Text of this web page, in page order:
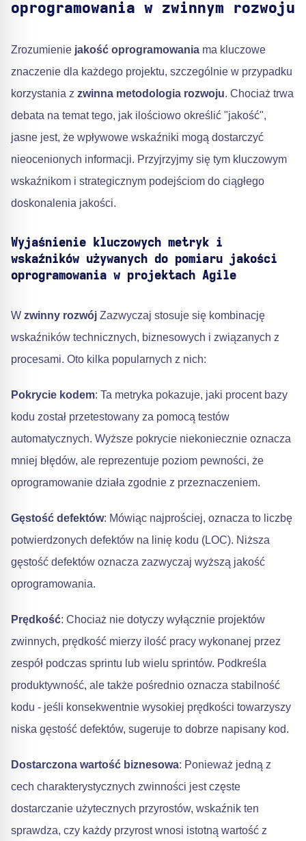
oprogramowania w zwinnym rozwoju
Zrozumienie jakość oprogramowania ma kluczowe
znaczenie dla każdego projektu, szczególnie w przypadku
korzystania z zwinna metodologia rozwoju. Chociaż trwa
debata na temat tego, jak ilościowo określić "jakość",
jasne jest, że wpływowe wskaźniki mogą dostarczyć
nieocenionych informacji. Przyjrzyjmy się tym kluczowym
wskaźnikom i strategicznym podejściom do ciągłego
doskonalenia jakości.
Wyjaśnienie kluczowych metryk i
wskaźników używanych do pomiaru jakości
oprogramowania w projektach Agile
W zwinny rozwój Zazwyczaj stosuje się kombinację
wskaźników technicznych, biznesowych i związanych z
procesami. Oto kilka popularnych z nich:
Pokrycie kodem: Ta metryka pokazuje, jaki procent bazy
kodu został przetestowany za pomocą testów
automatycznych. Wyższe pokrycie niekoniecznie oznacza
mniej błędów, ale reprezentuje poziom pewności, że
oprogramowanie działa zgodnie z przeznaczeniem.
Gęstość defektów: Mówiąc najprościej, oznacza to liczbę
potwierdzonych defektów na linię kodu (LOC). Niższa
gęstość defektów oznacza zazwyczaj wyższą jakość
oprogramowania.
Prędkość: Chociaż nie dotyczy wyłącznie projektów
zwinnych, prędkość mierzy ilość pracy wykonanej przez
zespół podczas sprintu lub wielu sprintów. Podkreśla
produktywność, ale także pośrednio oznacza stabilność
kodu - jeśli konsekwentnie wysokiej prędkości towarzyszy
niska gęstość defektów, sugeruje to dobrze napisany kod.
Dostarczona wartość biznesowa: Ponieważ jedną z
cech charakterystycznych zwinności jest częste
dostarczanie użytecznych przyrostów, wskaźnik ten
sprawdza, czy każdy przyrost wnosi istotną wartość z